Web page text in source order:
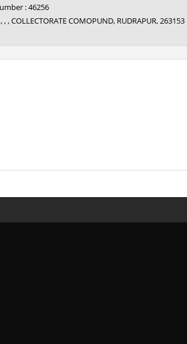
: 46256
, , COLLECTORATE COMOPUND, RUDRAPUR, 263153